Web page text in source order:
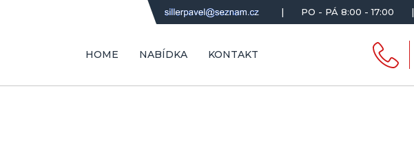
| PO - PÁ 8:00 - 17:00 |
HOME NABÍDKA KONTAKT